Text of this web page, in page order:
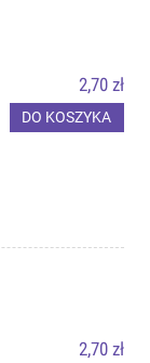
2,70 zł
DO KOSZYKA
2,70 zł